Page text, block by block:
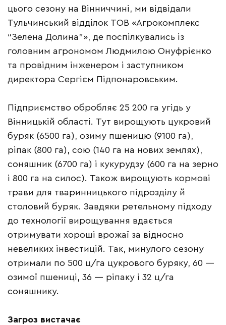
цього сезону на Вінниччині, ми відвідали
Тульчинський відділок ТОВ «Агрокомплекс
“Зелена Долина”», де поспілкувались із
головним агрономом Людмилою Онуфрієнко
та провідним інженером і заступником
директора Сергієм Підпонаровським.
Підприємство обробляє 25 200 га угідь у
Вінницькій області. Тут вирощують цукровий
буряк (6500 га), озиму пшеницю (9100 га),
ріпак (800 га), сою (140 га на нових землях),
соняшник (6700 га) і кукурудзу (600 га на зерно
і 800 га на силос). Також вирощують кормові
трави для тваринницького підрозділу й
столовий буряк. Завдяки ретельному підходу
до технології вирощування вдається
отримувати хороші врожаї за відносно
невеликих інвестицій. Так, минулого сезону
отримали по 500 ц/га цукрового буряку, 60 —
озимої пшениці, 36 — ріпаку і 32 ц/га
соняшнику.
Загроз вистачає